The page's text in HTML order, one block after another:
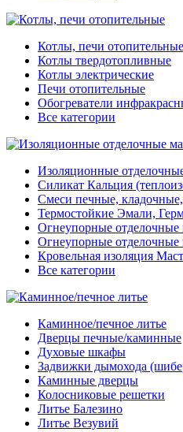
Котлы, печи отопительные
Котлы твердотопливные
Котлы электрические
Печи отопительные
Обогреватели
Все категории
Изоляционные
Силикат Кальция
Смеси печные,
Термостойкие Эмали,
Огнеупорные отделочные
Огнеупорные отделочные
Кровельная изоляция
Все категории
Каминное/печное литье
Дверцы печные/каминные
Духовые шкафы
Задвижки дымохода
Каминные дверцы
Колосниковые решетки
Литье Балезино
Литье Везувий